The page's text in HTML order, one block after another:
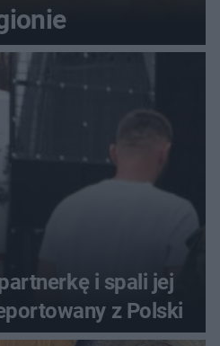
i spali jej
z Polski